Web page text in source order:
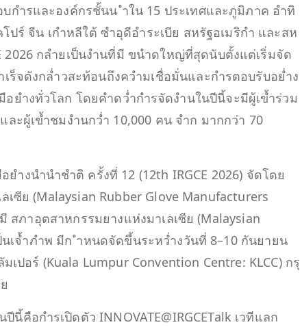
กำรและองค์กรชั้นน ำใน 15 ประเทศและภูมิภาค อำทิ
ปร์ จีน เกำหลีใต้ ซำอุดีอำระเบีย สหรัฐอเมริกำ และสห
2026 กลำยเป็นงำนที่มี ขนำดใหญ่ที่สุดนับตั้งแต่เริ่มจัด
ร็จดังกล่ำวสะท้อนถึงควำมเชื่อมั่นและกำรตอบรับอย่ำง
ยำงทั่วโลก โดยคำดว่ำกำรจัดงำนในปีนี้จะมีผู้เข้ำร่วม
ะผู้เข้ำชมงำนกว่ำ 10,000 คน จำก มากกว่า 70
ำงนำนำชำติ ครั้งที่ 12 (12th IRGCE 2026) จัดโดย
ซีย (Malaysian Rubber Glove Manufacturers
สภาอุตสาหกรรมยางแห่งมาเลเซีย (Malaysian
นเจ้ำภำพ มีก ำหนดจัดขึ้นระหว่ำงวันที่ 8–10 กันยายน
ปอร์ (Kuala Lumpur Convention Centre: KLCC) กรุ
คือกำรเปิดตัว INNOVATE@IRGCETalk เวทีแลก